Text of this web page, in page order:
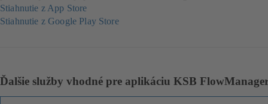
Stiahnutie z App Store
o
a
s
Stiahnutie z Google Play Store(
r
a
Ďalšie služby vhodné pre aplikáciu KSB